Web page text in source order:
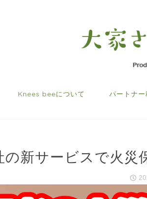
Knees beeについて パートナ
の新サービスで火災